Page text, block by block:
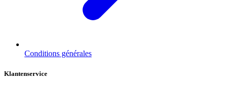
Conditions générales
Klantenservice